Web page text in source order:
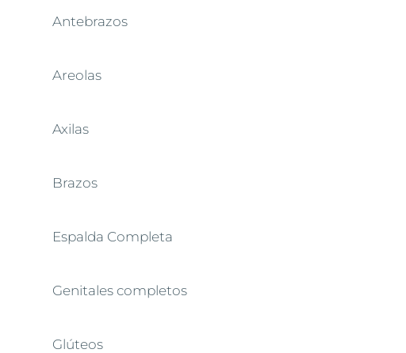
Antebrazos
Areolas
Axilas
Brazos
Espalda Completa
Genitales completos
Glúteos